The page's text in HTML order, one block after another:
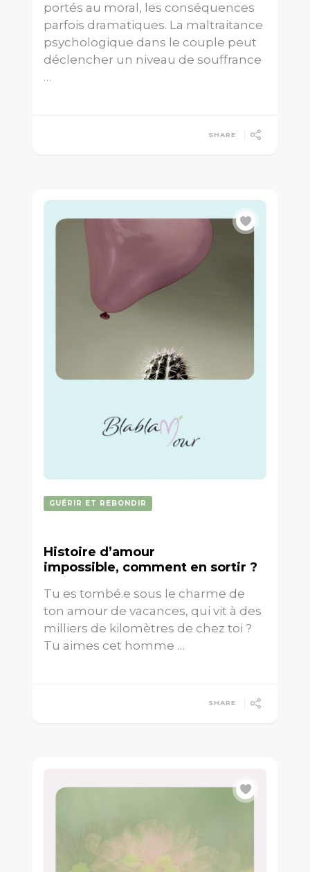
portés au moral, les conséquences
parfois dramatiques. La maltraitance
psychologique dans le couple peut
déclencher un niveau de souffrance
…
SHARE
GUÉRIR ET REBONDIR
Histoire d’amour
impossible, comment en sortir ?
Tu es tombé.e sous le charme de
ton amour de vacances, qui vit à des
milliers de kilomètres de chez toi ?
Tu aimes cet homme …
SHARE